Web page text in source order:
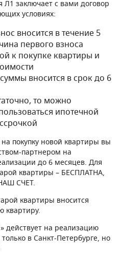
заключает с вами договор
условиях:
вносится в течение 5
первого взноса
к покупке квартиры и
вносится в срок до 6
то можно
ипотечной
на покупку новой квартиры вы
партнером на
до 6 месяцев. Для
квартиры – БЕСПЛАТНА,
СЧЕТ.
квартиры вносится
квартиру.
действует на реализацию
в Санкт-Петербурге, но